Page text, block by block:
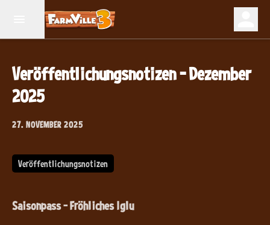
Veröffentlichungsnotizen – Dezember
2025
27. NOVEMBER 2025
Veröffentlichungsnotizen
Saisonpass – Fröhliches Iglu